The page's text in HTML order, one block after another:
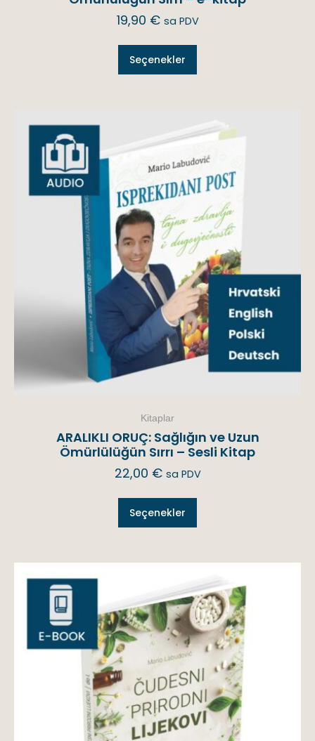
19,90 € sa PDV
Seçenekler
Kitaplar
ARALIKLI ORUÇ: Sağlığın ve Uzun
Ömürlülüğün Sırrı – Sesli Kitap
22,00 € sa PDV
Seçenekler